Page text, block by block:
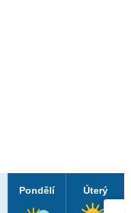
Pondělí Úterý